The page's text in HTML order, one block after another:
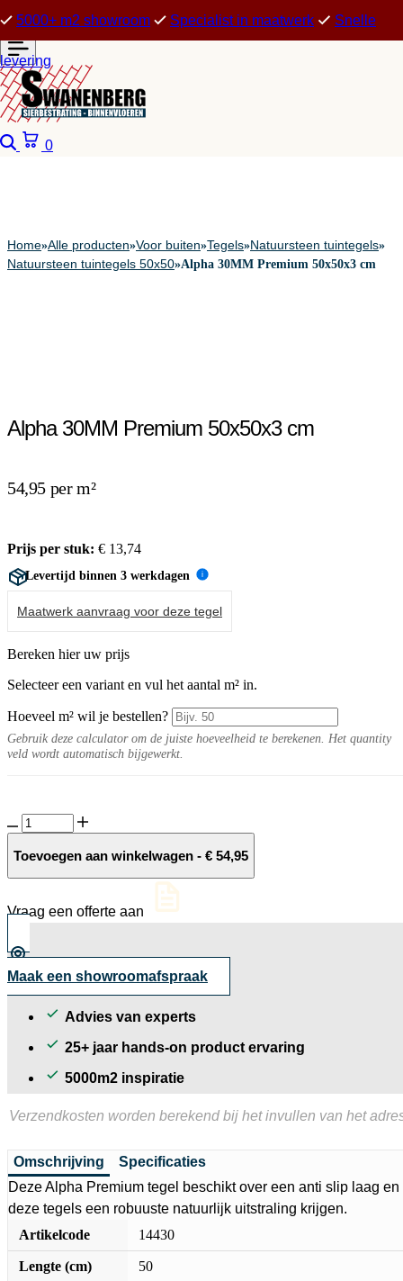
5000+ m2 showroom Specialist in maatwerk Snelle
levering
Zoeken
0
Home»Alle producten»Voor buiten»Tegels»Natuursteen tuintegels»
Natuursteen tuintegels 50x50»Alpha 30MM Premium 50x50x3 cm
Alpha 30MM Premium 50x50x3 cm
54,95 per m²
Prijs per stuk: € 13,74
Levertijd binnen 3 werkdagen i
Maatwerk aanvraag voor deze tegel
Bereken hier uw prijs
Selecteer een variant en vul het aantal m² in.
Hoeveel m² wil je bestellen?
Gebruik deze calculator om de juiste hoeveelheid te berekenen. Het quantity
veld wordt automatisch bijgewerkt.
Alpha
30MM
Premium
Toevoegen aan winkelwagen - € 54,95
Vraag een offerte aan
Maak een showroomafspraak
Advies van experts
25+ jaar hands-on product ervaring
5000m2 inspiratie
Verzendkosten worden berekend bij het invullen van het
Omschrijving
Specificaties
Deze Alpha Premium tegel beschikt over een anti slip laag
deze tegels een robuuste natuurlijk uitstraling krijgen.
Artikelcode
14430
Lengte (cm) 50